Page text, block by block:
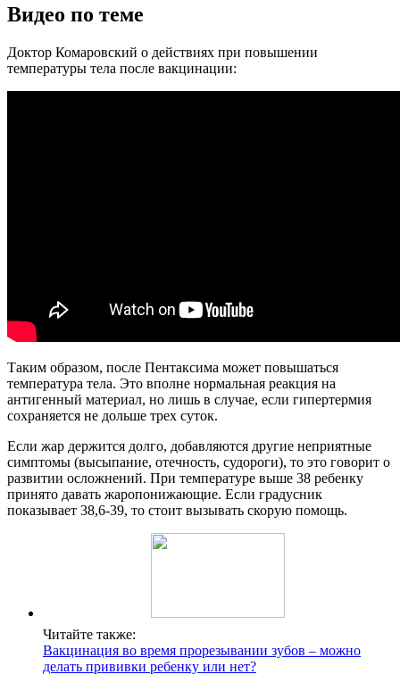
Видео по теме
Доктор Комаровский о действиях при повышении
температуры тела после вакцинации:
Таким образом, после Пентаксима может повышаться
температура тела. Это вполне нормальная реакция на
антигенный материал, но лишь в случае, если гипертермия
сохраняется не дольше трех суток.
Если жар держится долго, добавляются другие неприятные
симптомы (высыпание, отечность, судороги), то это говорит о
развитии осложнений. При температуре выше 38 ребенку
принято давать жаропонижающие. Если градусник
показывает 38,6-39, то стоит вызывать скорую помощь.
Читайте также:
Вакцинация во время прорезывании зубов – можно
делать прививки ребенку или нет?